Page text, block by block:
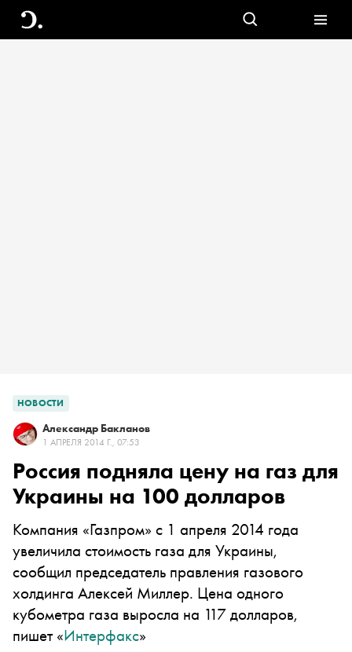
НОВОСТИ
Александр Бакланов
1 АПРЕЛЯ 2014 Г., 07:53
Россия подняла цену на газ для
Украины на 100 долларов
Компания «Газпром» с 1 апреля 2014 года
увеличила стоимость газа для Украины,
сообщил председатель правления газового
холдинга Алексей Миллер. Цена одного
кубометра газа выросла на 117 долларов,
пишет «Интерфакс»